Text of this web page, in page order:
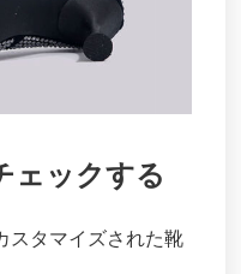
ェックする
スタマイズされた靴